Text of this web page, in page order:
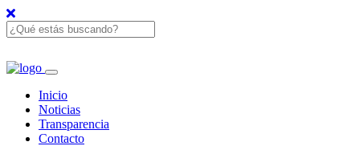
Inicio
Noticias
Transparencia
Contacto